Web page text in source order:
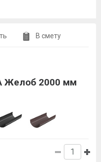
В смету
2000 мм